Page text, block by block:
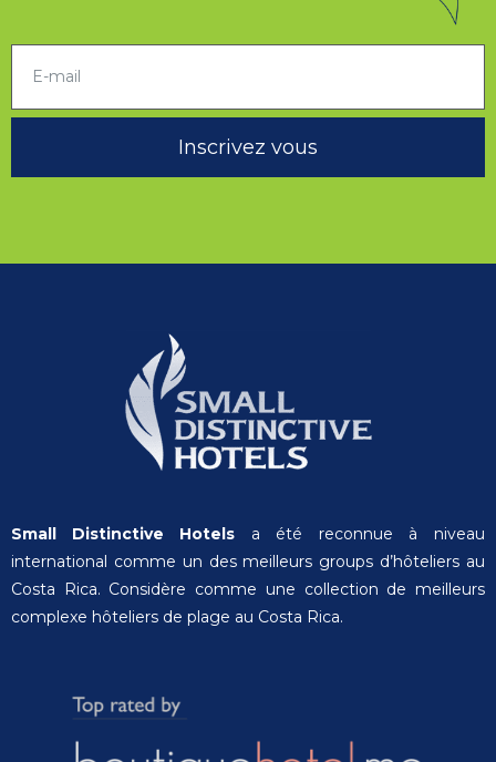
Inscrivez vous
Small Distinctive Hotels a été reconnue à niveau
international comme un des meilleurs groups d’hôteliers au
Costa Rica. Considère comme une collection de meilleurs
complexe hôteliers de plage au Costa Rica.